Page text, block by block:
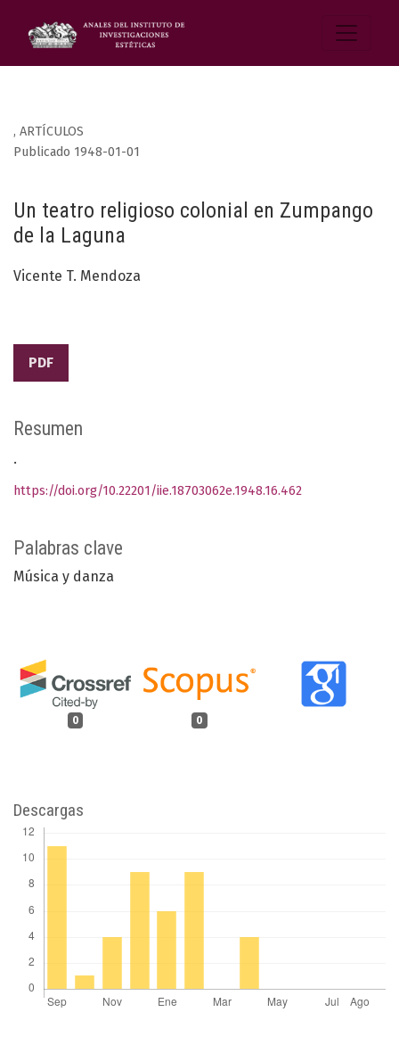
, ARTÍCULOS
Un teatro religioso colonial en Zumpango
de la Laguna
Publicado 1948-01-01
Vicente T. Mendoza
PDF
Palabras clave
Música y danza
0 0
Resumen
.
https://doi.org/10.22201/iie.18703062e.1948.16.462
Descargas